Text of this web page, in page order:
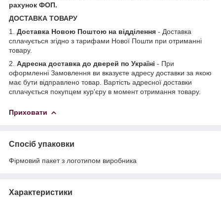
рахунок ФОП.
ДОСТАВКА ТОВАРУ
1.
Доставка Новою Поштою на відділення - Доставка
сплачується згідно з тарифами Нової Пошти при отриманні
товару.
2. Адресна доставка до дверей по Україні - При
оформленні Замовлення ви вказуєте адресу доставки за якою
має бути відправлено товар. Вартість адресної доставки
сплачується покупцем кур'єру в момент отримання товару.
Приховати
Спосіб упаковки
Фірмовий пакет з логотипом виробника
Характеристики